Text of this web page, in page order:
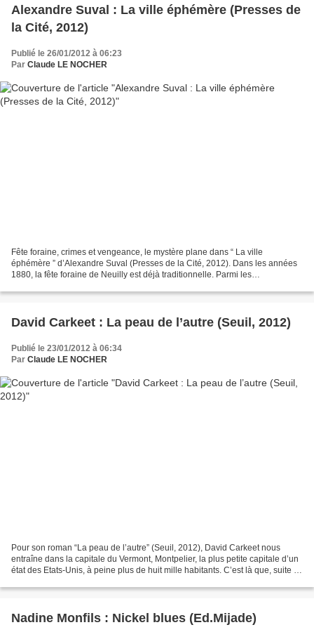
Alexandre Suval : La ville éphémère (Presses de
la Cité, 2012)
Publié le 26/01/2012 à 06:23
Par Claude LE NOCHER
Fête foraine, crimes et vengeance, le mystère plane dans “ La ville
éphémère ” d’Alexandre Suval (Presses de la Cité, 2012). Dans les années
1880, la fête foraine de Neuilly est déjà traditionnelle. Parmi les
David Carkeet : La peau de l’autre (Seuil, 2012)
Publié le 23/01/2012 à 06:34
Par Claude LE NOCHER
Pour son roman “La peau de l’autre” (Seuil, 2012), David Carkeet nous
entraîne dans la capitale du Vermont, Montpelier, la plus petite capitale d’un
état des Etats-Unis, à peine plus de huit mille habitants. C’est là que, suite à
Nadine Monfils : Nickel blues (Ed.Mijade)